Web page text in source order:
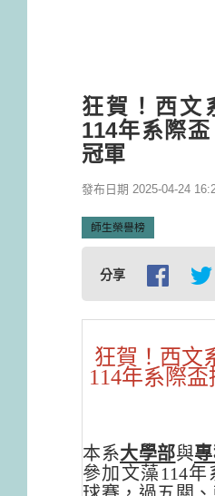
狂賀！西文
114年系際盃
冠軍
發布日期 2025-04-24
師生榮譽榜
分享
狂賀！西文
114年系際
本系大學部與
參加文藻114